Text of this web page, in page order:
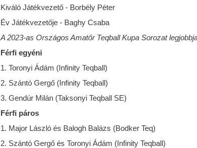
Kiváló Játékvezető - Borbély Péter
Év Játékvezetője - Baghy Csaba
A 2023-as Országos Amatőr Teqball Kupa Sorozat
Férfi egyéni
1. Toronyi Ádám (Infinity Teqball)
2. Szántó Gergő (Infinity Teqball)
3. Gendúr Milán (Taksonyi Teqball SE)
Férfi páros
1. Major László és Balogh Balázs (Bodker Teq)
2. Szántó Gergő és Toronyi Ádám (Infinity Teqball)